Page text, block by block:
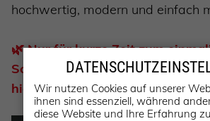
hochwertig, modern und einfach
🌿Nur für kurze Zeit zum
Sonderpreis –
hier mehr erfahren
Wir nutzen Cookies auf unserer
ihnen sind essenziell, während
diese Website und Ihre Erfahrung